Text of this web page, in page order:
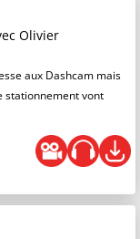
Olivier
aux Dashcam mais
stationnement vont